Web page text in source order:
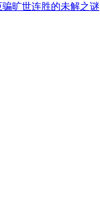
旷世连胜的未解之谜